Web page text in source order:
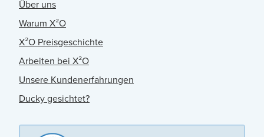
Über uns
Warum X²O
X²O Preisgeschichte
Arbeiten bei X²O
Unsere Kundenerfahrungen
Ducky gesichtet?